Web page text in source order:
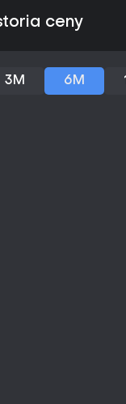
ceny
3M 6M